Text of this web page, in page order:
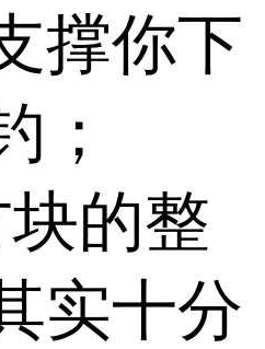
撑你下
；
的整
实十分